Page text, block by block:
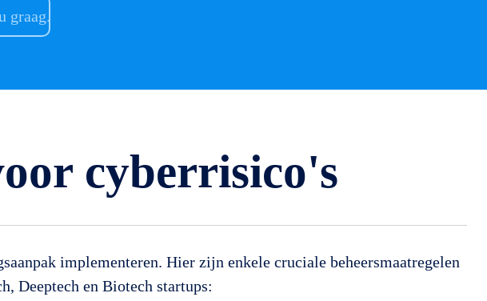
graag.
cyberrisico's
implementeren. Hier zijn enkele cruciale beheersmaatregelen
Deeptech en Biotech startups: